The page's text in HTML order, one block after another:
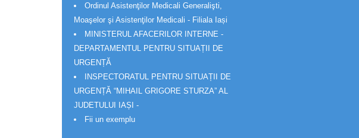
Ordinul Asistenţilor Medicali Generalişti,
Moaşelor şi Asistenţilor Medicali - Filiala Iași
MINISTERUL AFACERILOR INTERNE -
DEPARTAMENTUL PENTRU SITUAȚII DE
URGENȚĂ
INSPECTORATUL PENTRU SITUAȚII DE
URGENȚĂ “MIHAIL GRIGORE STURZA” AL
JUDETULUI IAȘI -
Fii un exemplu